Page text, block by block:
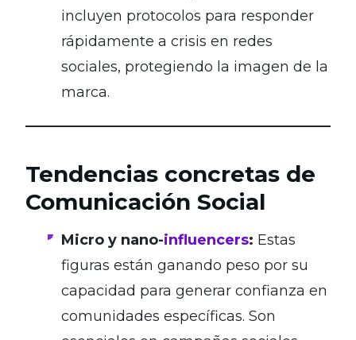
incluyen protocolos para responder
rápidamente a crisis en redes
sociales, protegiendo la imagen de la
marca.
Tendencias concretas de
Comunicación Social
Micro y nano-influencers: Estas
figuras están ganando peso por su
capacidad para generar confianza en
comunidades específicas. Son